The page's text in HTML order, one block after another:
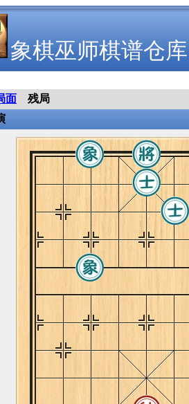
象棋巫师棋谱仓库
面
残局